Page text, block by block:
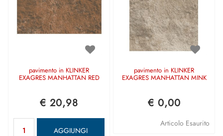
pavimento in KLINKER
EXAGRES MANHATTAN RED
€ 20,98
AGGIUNGI
pavimento in KLINKER
EXAGRES MANHATTAN MINK
€ 0,00
Articolo Esaurito